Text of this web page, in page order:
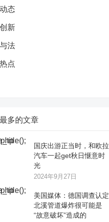
态
新
法
点
多的文章
国庆出游正当时，和欧拉
汽车一起get秋日惬意时
光
2024年9月27日
美国媒体：德国调查认定
北溪管道爆炸很可能是
“故意破坏”造成的